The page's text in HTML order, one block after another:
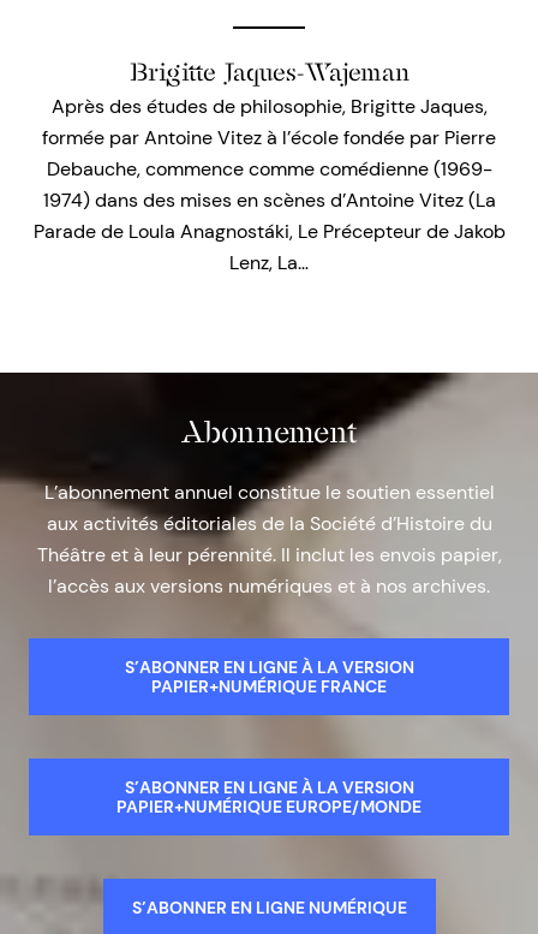
Brigitte Jaques-Wajeman
Après des études de philosophie, Brigitte Jaques,
formée par Antoine Vitez à l’école fondée par Pierre
Debauche, commence comme comédienne (1969-
1974) dans des mises en scènes d’Antoine Vitez (La
Parade de Loula Anagnostáki, Le Précepteur de Jakob
Lenz, La…
Abonnement
L’abonnement annuel constitue le soutien essentiel
aux activités éditoriales de la Société d’Histoire du
Théâtre et à leur pérennité. Il inclut les envois papier,
l’accès aux versions numériques et à nos archives.
S’ABONNER EN LIGNE À LA VERSION
PAPIER+NUMÉRIQUE FRANCE
S’ABONNER EN LIGNE À LA VERSION
PAPIER+NUMÉRIQUE EUROPE/MONDE
S’ABONNER EN LIGNE NUMÉRIQUE